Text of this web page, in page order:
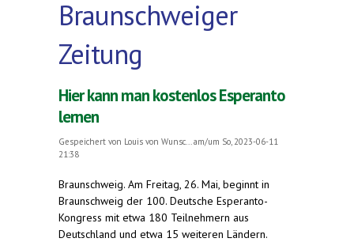
Braunschweiger
Zeitung
Hier kann man kostenlos Esperanto
lernen
Gespeichert von Louis von Wunsc...
am/um So, 2023-06-11
21:38
Braunschweig. Am Freitag, 26. Mai, beginnt in
Braunschweig der 100. Deutsche Esperanto-
Kongress mit etwa 180 Teilnehmern aus
Deutschland und etwa 15 weiteren Ländern.